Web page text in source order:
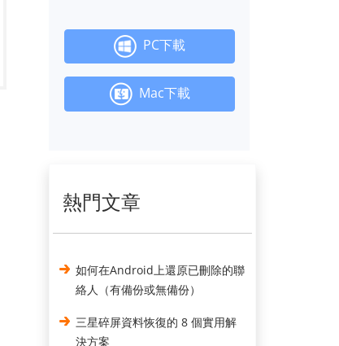
PC下載
Mac下載
熱門文章
如何在Android上還原已刪除的聯
絡人（有備份或無備份）
三星碎屏資料恢復的 8 個實用解
決方案